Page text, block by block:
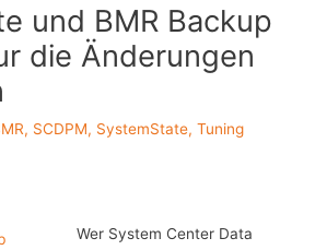
und BMR Backup
die Änderungen
, SCDPM, SystemState, Tuning
Wer System Center Data